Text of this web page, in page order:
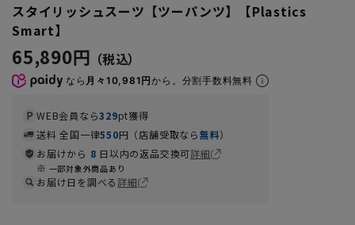
スタイリッシュスーツ【ツーパンツ】【Plastics
Smart】
65,890円
なら 月々10,981円から。分割手数料無料
WEB会員なら329pt獲得
送料 全国一律550円（店舗受取なら無料）
お届けから 8 日以内の返品交換可詳細
一部対象外商品あり
お届け日を調べる詳細